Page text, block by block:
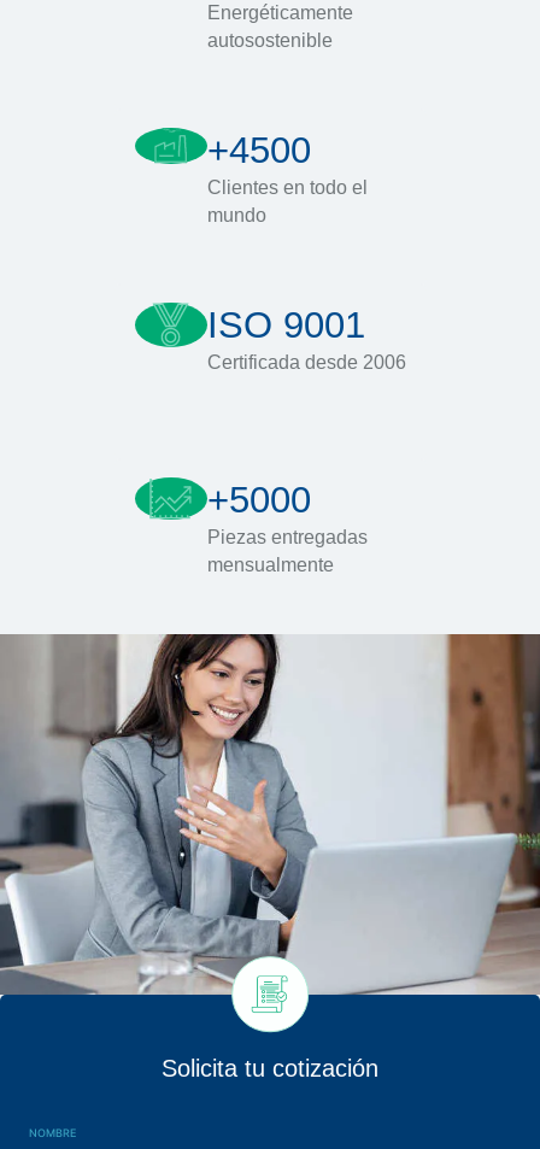
Energéticamente
autosostenible
+4500
Clientes en todo el
mundo
ISO 9001
Certificada desde 2006
+5000
Piezas entregadas
mensualmente
Solicita tu cotización
NOMBRE